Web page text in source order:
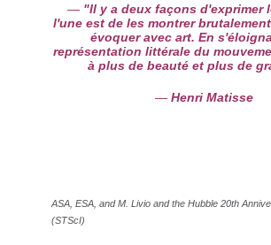
"Il y a deux façons d'exprimer
l'une est de les montrer
évoquer avec art. En
représentation littérale du
à plus de beauté et plus de
Henri Matisse
ASA, ESA, and M. Livio and the Hubble 20th
(STScI)